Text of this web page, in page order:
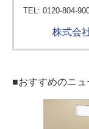
TEL: 0120-804-
株式会
■おすすめのニュ